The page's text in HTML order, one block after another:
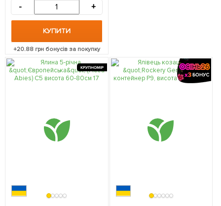
- +
КУПИТИ
+20.88грн бонусів за покупку
КРУПНОМІР
Телеграм